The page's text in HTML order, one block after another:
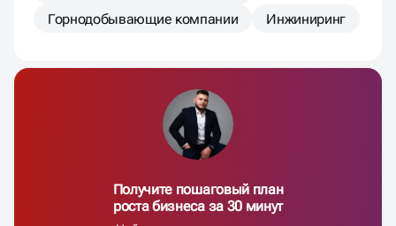
Горнодобывающие компании
Инжиниринг
Получите пошаговый план
роста бизнеса за 30 минут